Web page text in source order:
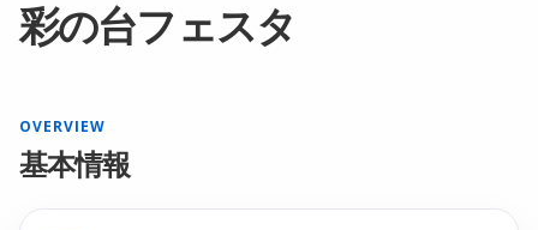
彩の台フェスタ
OVERVIEW
基本情報